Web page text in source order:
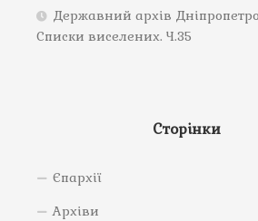
Державний архів
Списки виселених. Ч.35
Сторінки
Єпархії
Архіви